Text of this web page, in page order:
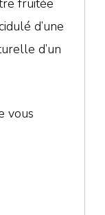
fruitée
d’une
d’un
vous